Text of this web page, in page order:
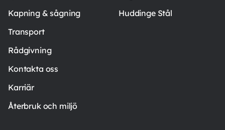
Huddinge Stål
Kapning & sågning
Transport
Rådgivning
Kontakta oss
Karriär
Återbruk och miljö